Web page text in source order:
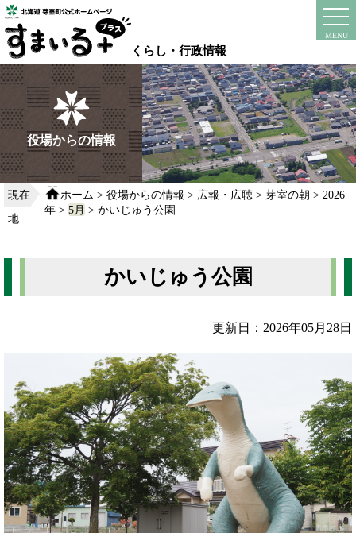
本
文
へ
移
動
る
くらし・行政情報
MENU
instagram
役場からの情報
現在
地
ホーム >役場からの情報 > 広報・広聴 >芽室の朝 > 2026
年 >5月 > かいじゅう公園
かいじゅう公園
更新日：2026年05月28日